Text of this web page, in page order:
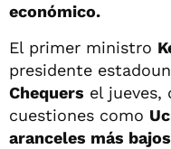
económico.
El primer ministro
presidente
Chequers el jueves,
cuestiones como
aranceles más